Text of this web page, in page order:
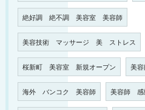
絶好調 絶不調 美容室 美容師
美容技術 マッサージ 美 ストレス
桜新町 美容室 新規オープン 美
海外 バンコク 美容師 美容師